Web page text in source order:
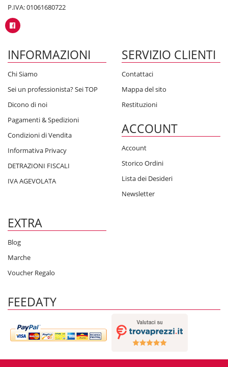
P.IVA: 01061680722
INFORMAZIONI
Chi Siamo
Sei un professionista? Sei TOP
Dicono di noi
Pagamenti & Spedizioni
Condizioni di Vendita
Informativa Privacy
DETRAZIONI FISCALI
IVA AGEVOLATA
SERVIZIO CLIENTI
Contattaci
Mappa del sito
Restituzioni
ACCOUNT
Account
Storico Ordini
Lista dei Desideri
Newsletter
EXTRA
Blog
Marche
Voucher Regalo
FEEDATY